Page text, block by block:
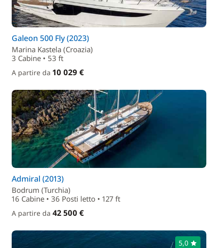
Galeon 500 Fly (2023)
Marina Kastela (Croazia)
3 Cabine • 53 ft
A partire da 10 029 €
Admiral (2013)
Bodrum (Turchia)
16 Cabine • 36 Posti letto • 127 ft
A partire da 42 500 €
5,0